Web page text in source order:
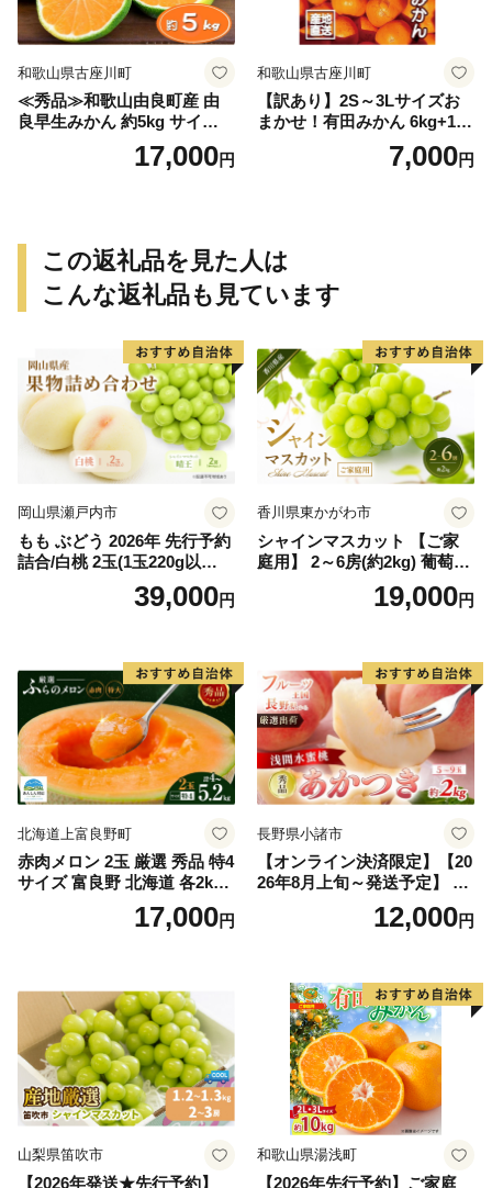
和歌山県古座川町
≪秀品≫和歌山由良町産 由
良早生みかん 約5kg サイズお
まかせ【sml106C】17,000円
和歌山県古座川町
【訳あり】2S～3Lサイズお
まかせ！有田みかん 6kg+1kg
保証分 11月から12月下旬ま
でに順次発送致します。 / 訳
7,000円
この返礼品を見た人は
こんな返礼品も見ています
岡山県瀬戸内市
もも ぶどう 2026年 先行予約
詰合/白桃 2玉(1玉220g以
上)・シャインマスカット 晴
39,000円
香川県東かがわ市
シャインマスカット 【ご家
庭用】 2～6房(約2kg) 葡萄 ぶ
どう ブドウ フルーツ 果物 く
だもの 果実 旬の果物 旬のフ
19,000円
北海道上富良野町
赤肉メロン 2玉 厳選 秀品 特4
サイズ 富良野 北海道 各2kg
～2.6kg 2玉 セット ファーム
富良野 メロン めろん 果物 く
17,000円
長野県小諸市
【オンライン決済限定】【20
26年8月上旬～発送予定】 先
行予約 「浅間水蜜桃プレミ
アム」 もも あかつき 秀品 約
果肉 長野県産 小諸市
12,000円
山梨県笛吹市
【2026年発送★先行予約】
和歌山県湯浅町
【2026年先行予約】ご家庭